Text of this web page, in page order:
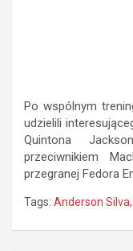
Po wspólnym
udzielili
Quintona
przeciwnikiem
przegranej Fedora
Tags: Anderson Silva,